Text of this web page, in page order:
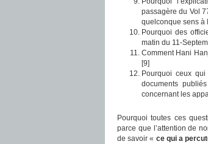
passagère du Vol
quelconque sens à
Pourquoi des
matin du 11-
Comment Hani
[9]
Pourquoi ceux
documents
concernant les
Pourquoi toutes ces
parce que l’attention de
de savoir « ce qui a